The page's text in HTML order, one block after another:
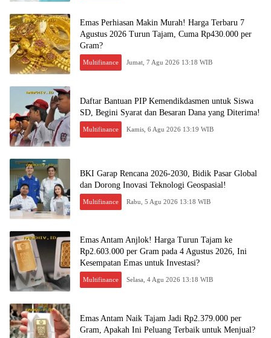
Emas Perhiasan Makin Murah! Harga Terbaru 7
Agustus 2026 Turun Tajam, Cuma Rp430.000 per
Gram?
Multifinance Jumat, 7 Agu 2026 13:18 WIB
Daftar Bantuan PIP Kemendikdasmen untuk Siswa
SD, Begini Syarat dan Besaran Dana yang Diterima!
Multifinance Kamis, 6 Agu 2026 13:19 WIB
BKI Garap Rencana 2026-2030, Bidik Pasar Global
dan Dorong Inovasi Teknologi Geospasial!
Multifinance Rabu, 5 Agu 2026 13:18 WIB
Emas Antam Anjlok! Harga Turun Tajam ke
Rp2.603.000 per Gram pada 4 Agustus 2026, Ini
Kesempatan Emas untuk Investasi?
Multifinance Selasa, 4 Agu 2026 13:18 WIB
Emas Antam Naik Tajam Jadi Rp2.379.000 per
Gram, Apakah Ini Peluang Terbaik untuk Menjual?